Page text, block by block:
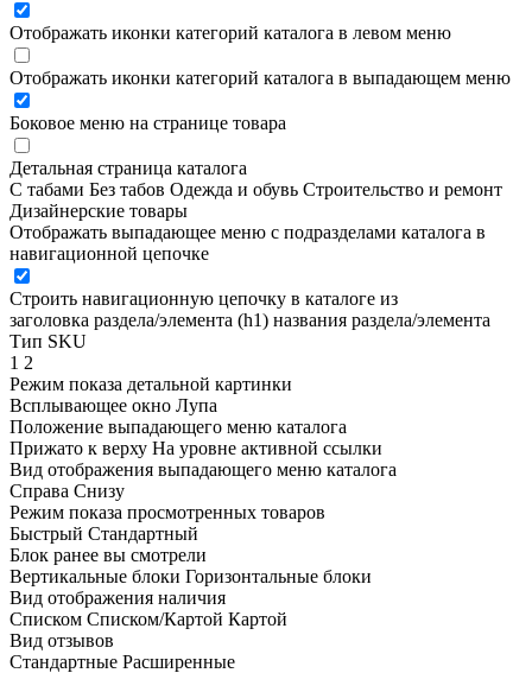
Отображать иконки категорий каталога в левом меню
Отображать иконки категорий каталога в выпадающем меню
Боковое меню на странице товара
Детальная страница каталога
С табами Без табов Одежда и обувь Строительство и ремонт
Дизайнерские товары
Отображать выпадающее меню с подразделами каталога в
навигационной цепочке
Строить навигационную цепочку в каталоге из
заголовка раздела/элемента (h1) названия раздела/элемента
Тип SKU
1 2
Режим показа детальной картинки
Всплывающее окно Лупа
Положение выпадающего меню каталога
Прижато к верху На уровне активной ссылки
Вид отображения выпадающего меню каталога
Справа Снизу
Режим показа просмотренных товаров
Быстрый Стандартный
Блок ранее вы смотрели
Вертикальные блоки Горизонтальные блоки
Вид отображения наличия
Списком Списком/Картой Картой
Вид отзывов
Стандартные Расширенные